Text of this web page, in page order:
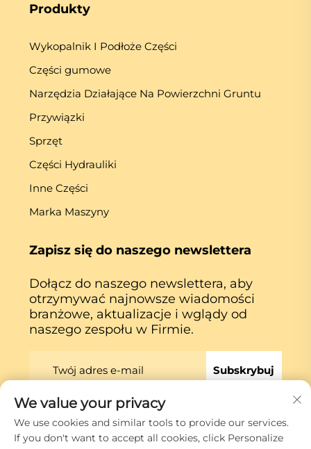
Produkty
Wykopalnik I Podłoże Części
Części gumowe
Narzędzia Działające Na Powierzchni Gruntu
Przywiązki
Sprzęt
Części Hydrauliki
Inne Części
Marka Maszyny
Zapisz się do naszego newslettera
Dołącz do naszego newslettera, aby
otrzymywać najnowsze wiadomości
branżowe, aktualizacje i wglądy od
naszego zespołu w Firmie.
Subskrybuj
Prawa autorskie © Xiamen Globe Machine Co.,ltd.
Polityka prywatności
We value your privacy
We use cookies and similar tools to provide our services.
If you don't want to accept all cookies, click Personalize